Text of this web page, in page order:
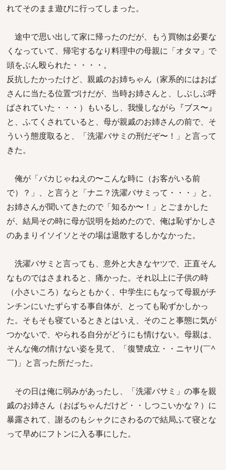
れてそのまま遊びに行ってしまった。
途中で思い出して家に帰ったのだが、もう買物は必要な
くなっていて、帰宅するなり料理中の母親に「オタマ」で
頭をぶん殴られた・・・・。
反抗したかったけど、親戚のお姉ちゃん（家系的にはおば
さんに当たる位置づけだが、当時お姉さんと、しぶしぶ呼
ばされていた・・・）もいるし、我慢しながら『ブス〜』
と、ふてくされていると、母が親戚のお姉さんの前で、そ
ういう態度取ると、「洗濯バサミの刑だぞ〜！」と言って
きた。
俺が「バカじゃねえの〜こんな時に（お客がいる前
で）？」、と言うと「ナニ？洗濯バサミって・・・」と、
お姉さんが聞いてきたので「知るか〜！」とごまかした
が、結局その時に母が説明を始めたので、俺は恥ずかしさ
のあまりイソイソとその場は退散するしかなかった。
洗濯バサミと言っても、意外と大きなヤツで、正直そん
なものではさまれると、痛かった。それ以上に子供の時
（小さいころ）ならともかく、中学生にもなって母親がチ
ンチンにいたずらする事自体が、とっても恥ずかしかっ
た。そもそも寝ているときとはいえ、そのこと事態に気が
つかないで、やられる自分がどうにも情けない。母親は、
そんな俺の情けない姿を見て、「復讐成立・・ニヤリ(￣^
￣)」と言った所だった。
その日は俺に弱みがあったし、「洗濯バサミ」の事を親
戚のお姉さん（おばちゃんだけど・・しつこいかな？）に
暴露されて、謝るのもシャクにさわるので結局ふて寝とな
って早めにフトンに入る事にした。